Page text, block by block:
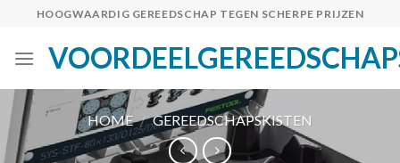
content
HOOGWAARDIG GEREEDSCHAP TEGEN SCHERPE PRIJZEN
HOME / GEREEDSCHAPSKISTEN